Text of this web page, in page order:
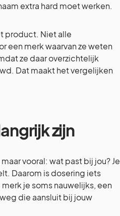
extra hard moet werken.
product. Niet alle
een merk waarvan ze weten
ze daar overzichtelijk
Dat maakt het vergelijken
zijn
vooral: wat past bij jou? Je
Daarom is dosering iets
je soms nauwelijks, een
die aansluit bij jouw